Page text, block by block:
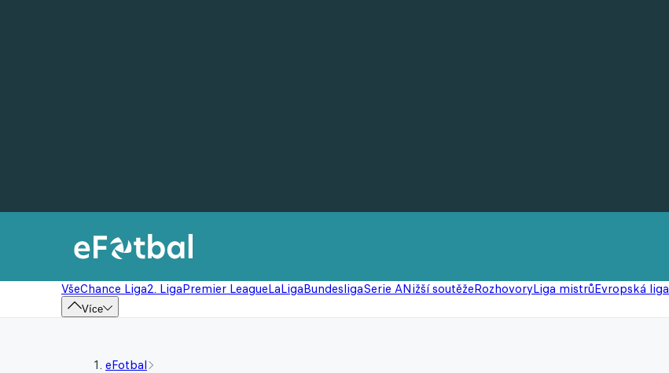
VšeChance Liga2. LigaPremier LeagueLaLigaBundesligaSerie ANižší soutěžeRozhovoryLiga mistrůEvropská liga
Více
eFotbal